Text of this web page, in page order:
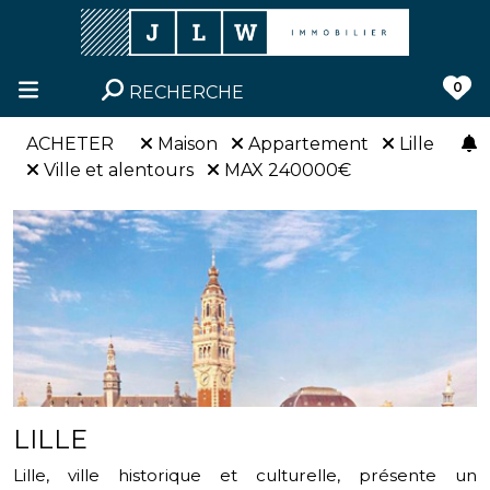
RECHERCHE 0
ACHETER Maison Appartement
Lille
Ville et alentours
MAX 240000€
LILLE
Lille, ville historique et culturelle, présente un